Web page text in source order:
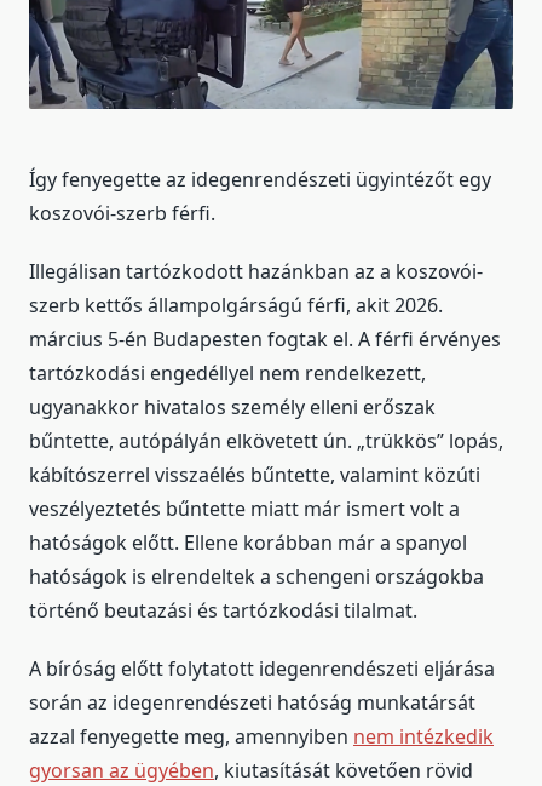
Így fenyegette az idegenrendészeti ügyintézőt egy
koszovói-szerb férfi.
Illegálisan tartózkodott hazánkban az a koszovói-
szerb kettős állampolgárságú férfi, akit 2026.
március 5-én Budapesten fogtak el. A férfi érvényes
tartózkodási engedéllyel nem rendelkezett,
ugyanakkor hivatalos személy elleni erőszak
bűntette, autópályán elkövetett ún. „trükkös” lopás,
kábítószerrel visszaélés bűntette, valamint közúti
veszélyeztetés bűntette miatt már ismert volt a
hatóságok előtt. Ellene korábban már a spanyol
hatóságok is elrendeltek a schengeni országokba
történő beutazási és tartózkodási tilalmat.
A bíróság előtt folytatott idegenrendészeti eljárása
során az idegenrendészeti hatóság munkatársát
azzal fenyegette meg, amennyiben nem intézkedik
gyorsan az ügyében, kiutasítását követően rövid